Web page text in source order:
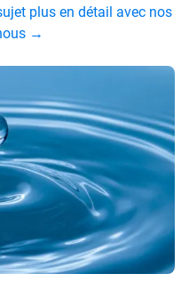
plus en détail avec nos
→